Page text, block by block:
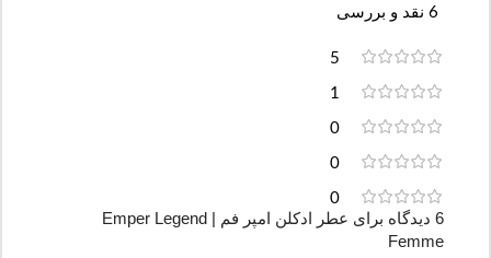
6 نقد و بررسی
5
1
0
0
0
6 دیدگاه برای
عطر ادکلن امپر فم | Emper Legend
Femme